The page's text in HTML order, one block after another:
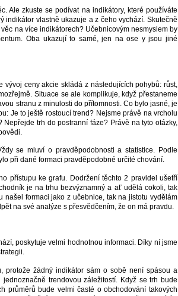
Ale zkuste se podívat na indikátory, které používáte
indikátor vlastně ukazuje a z čeho vychází. Skutečně
na více indikátorech? Učebnicovým nesmyslem by
Oba ukazují to samé, jen na ose y jsou jiné
vývoj ceny akcie skládá z následujících pohybů: růst,
Situace se ale komplikuje, když přestaneme
stranu z minulosti do přítomnosti. Co bylo jasné, je
Je to ještě rostoucí trend? Nejsme právě na vrcholu
trh do postranní fáze? Právě na tyto otázky,
se mluví o pravděpodobnosti a statistice. Podle
při dané formaci pravděpodobné určité chování.
přístupu ke grafu. Dodržení těchto 2 pravidel ušetří
je na trhu bezvýznamný a ať udělá cokoli, tak
našel formaci jako z učebnice, tak na jistotu vydělám
na své analýze s přesvědčením, že on má pravdu.
poskytuje velmi hodnotnou informaci. Díky ní jsme
protože žádný indikátor sám o sobě není spásou a
trendovou záležitostí. Když se trh bude
průměrů bude velmi časté o obchodování takových